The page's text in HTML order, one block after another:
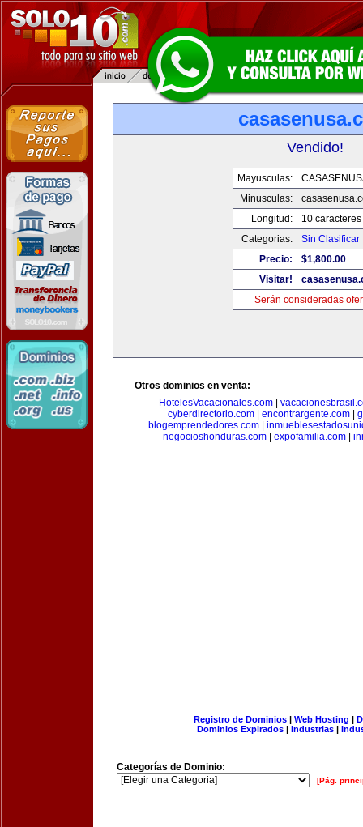
Vendido!
Mayusculas:
Minusculas:
Longitud:
10 caracteres
Categorias:
Sin Clasificar
Precio:
$1,800.00
Visitar!
Serán consideradas
Otros dominios en venta:
HotelesVacacionales.com|
cyberdirectorio.com| encontrargente.com|
blogemprendedores.com
negocioshonduras.com| expofamilia.com|
Registro de Dominios| Web Hosting |
Dominios Expirados | Industrias |
Categorías de Dominio:
[Pág.